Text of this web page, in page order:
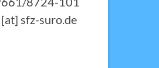
sfz-suro.de